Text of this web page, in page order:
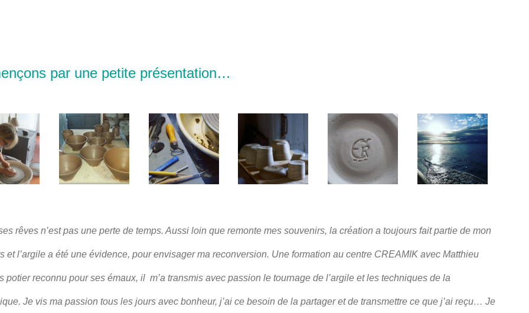
par une petite présentation…
rêves n’est pas une perte de temps. Aussi loin que remonte mes souvenirs, la création a toujours fait partie de mon
et l’argile a été une évidence, pour envisager ma reconversion. Une formation au centre CREAMIK avec Matthieu
potier reconnu pour ses émaux, il m’a transmis avec passion le tournage de l’argile et les techniques de la
Je vis ma passion tous les jours avec bonheur, j’ai ce besoin de la partager et de transmettre ce que j’ai reçu…Je